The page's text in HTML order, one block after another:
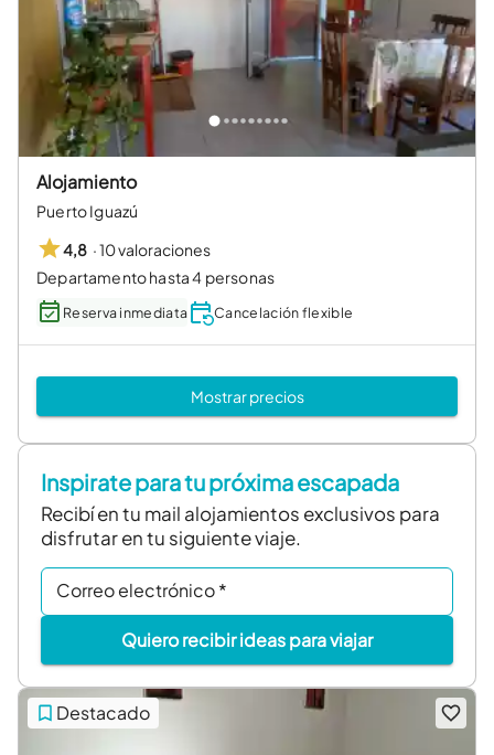
Alojamiento
Puerto Iguazú
4,8 ·10 valoraciones
Departamento hasta 4 personas
Reserva inmediata Cancelación flexible
Mostrar precios
Inspirate para tu próxima escapada
Recibí en tu mail alojamientos exclusivos para
disfrutar en tu siguiente viaje.
Correo electrónico*
Quiero recibir ideas para viajar
Destacado